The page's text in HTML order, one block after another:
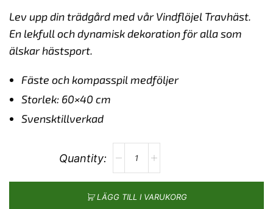
Lev upp din trädgård med vår Vindflöjel Travhäst.
En lekfull och dynamisk dekoration för alla som
älskar hästsport.
Fäste och kompasspil medföljer
Storlek: 60×40 cm
Svensktillverkad
LÄGG TILL I VARUKORG